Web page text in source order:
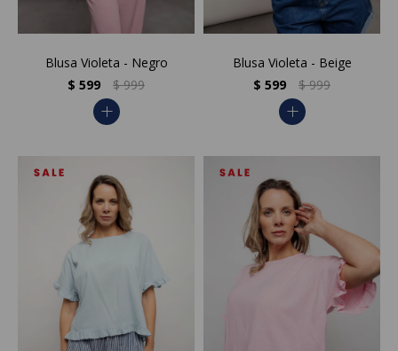
Blusa Violeta - Negro
$ 599 $ 999
add
Blusa Violeta - Beige
$ 599 $ 999
add